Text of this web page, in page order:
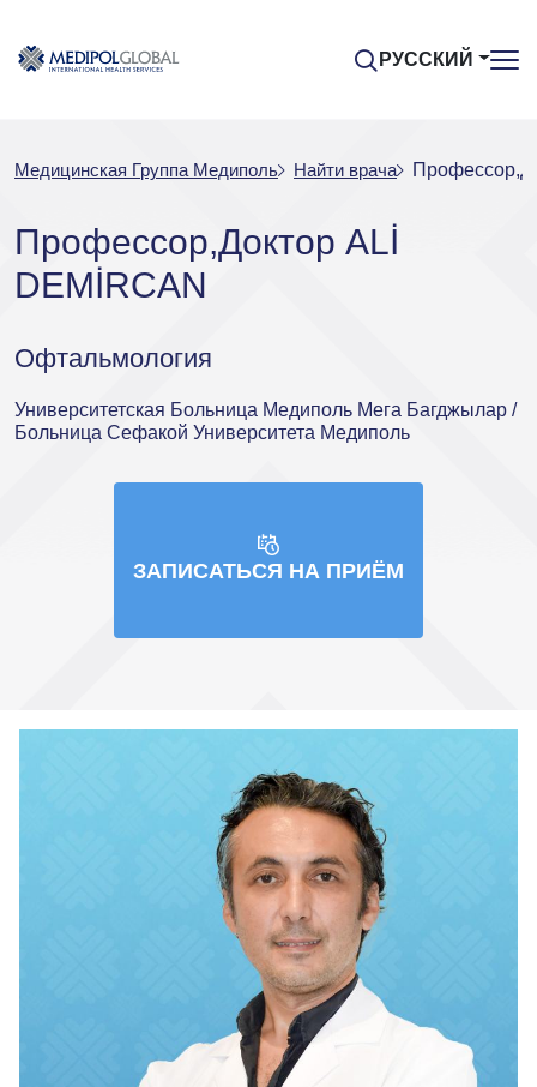
РУССКИЙ
Медицинская Группа Медиполь Найти врача
Профессор,Доктор ALİ
DEMİRCAN
Офтальмология
Университетская Больница Медиполь Мега Багджылар /
Больница Сефакой Университета Медиполь
ЗАПИСАТЬСЯ НА ПРИЁМ